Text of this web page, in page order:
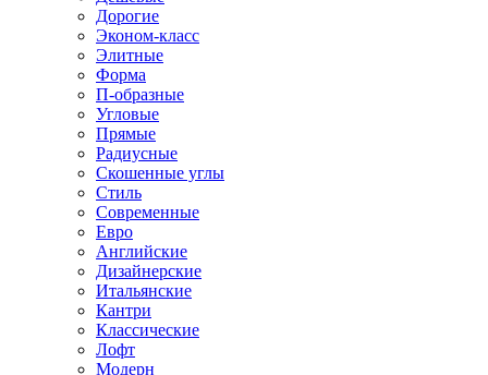
Дорогие
Эконом-класс
Элитные
Форма
П-образные
Угловые
Прямые
Радиусные
Скошенные углы
Стиль
Современные
Евро
Английские
Дизайнерские
Итальянские
Кантри
Классические
Лофт
Модерн